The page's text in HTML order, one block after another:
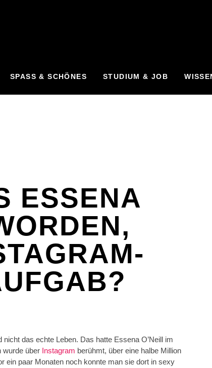
SPASS & SCHÖNES STUDIUM & JOB
ESSENA
nicht das echte Leben. Das hatte Essena O’Neill im
wurde über Instagram berühmt, über eine halbe Million
ein paar Monaten noch konnte man sie dort in sexy